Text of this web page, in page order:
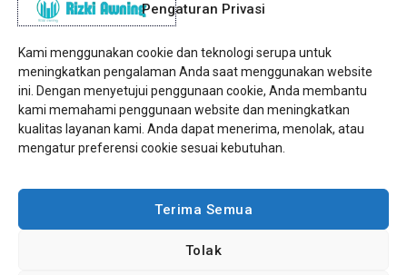
Pengaturan Privasi
Kami menggunakan cookie dan teknologi serupa untuk
meningkatkan pengalaman Anda saat menggunakan website
ini. Dengan menyetujui penggunaan cookie, Anda membantu
kami memahami penggunaan website dan meningkatkan
kualitas layanan kami. Anda dapat menerima, menolak, atau
mengatur preferensi cookie sesuai kebutuhan.
Terima Semua
Tolak
✆ WhatsApp / Telepon
Pusat Sukabumi
Sukamanis, Kadudampit, Sukabumi
Cabang Jakarta
Kembangan, Jakarta Barat
Sektor A3, Tangerang Selatan